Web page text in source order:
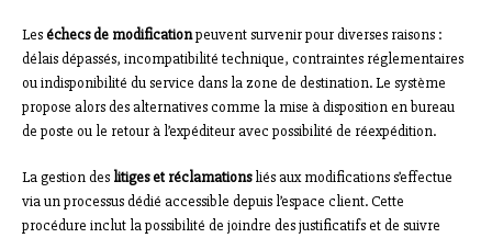
Leséchecs de modificationpeuvent survenir pour diverses raisons :
délais dépassés, incompatibilité technique, contraintes réglementaires
ou indisponibilité du service dans la zone de destination. Le système
propose alors des alternatives comme la mise à disposition en bureau
de poste ou le retour à l’expéditeur avec possibilité de réexpédition.
La gestion des litiges et réclamationsliés aux modifications s’effectue
via un processus dédié accessible depuis l’espace client. Cette
procédure inclut la possibilité de joindre des justificatifs et de suivre